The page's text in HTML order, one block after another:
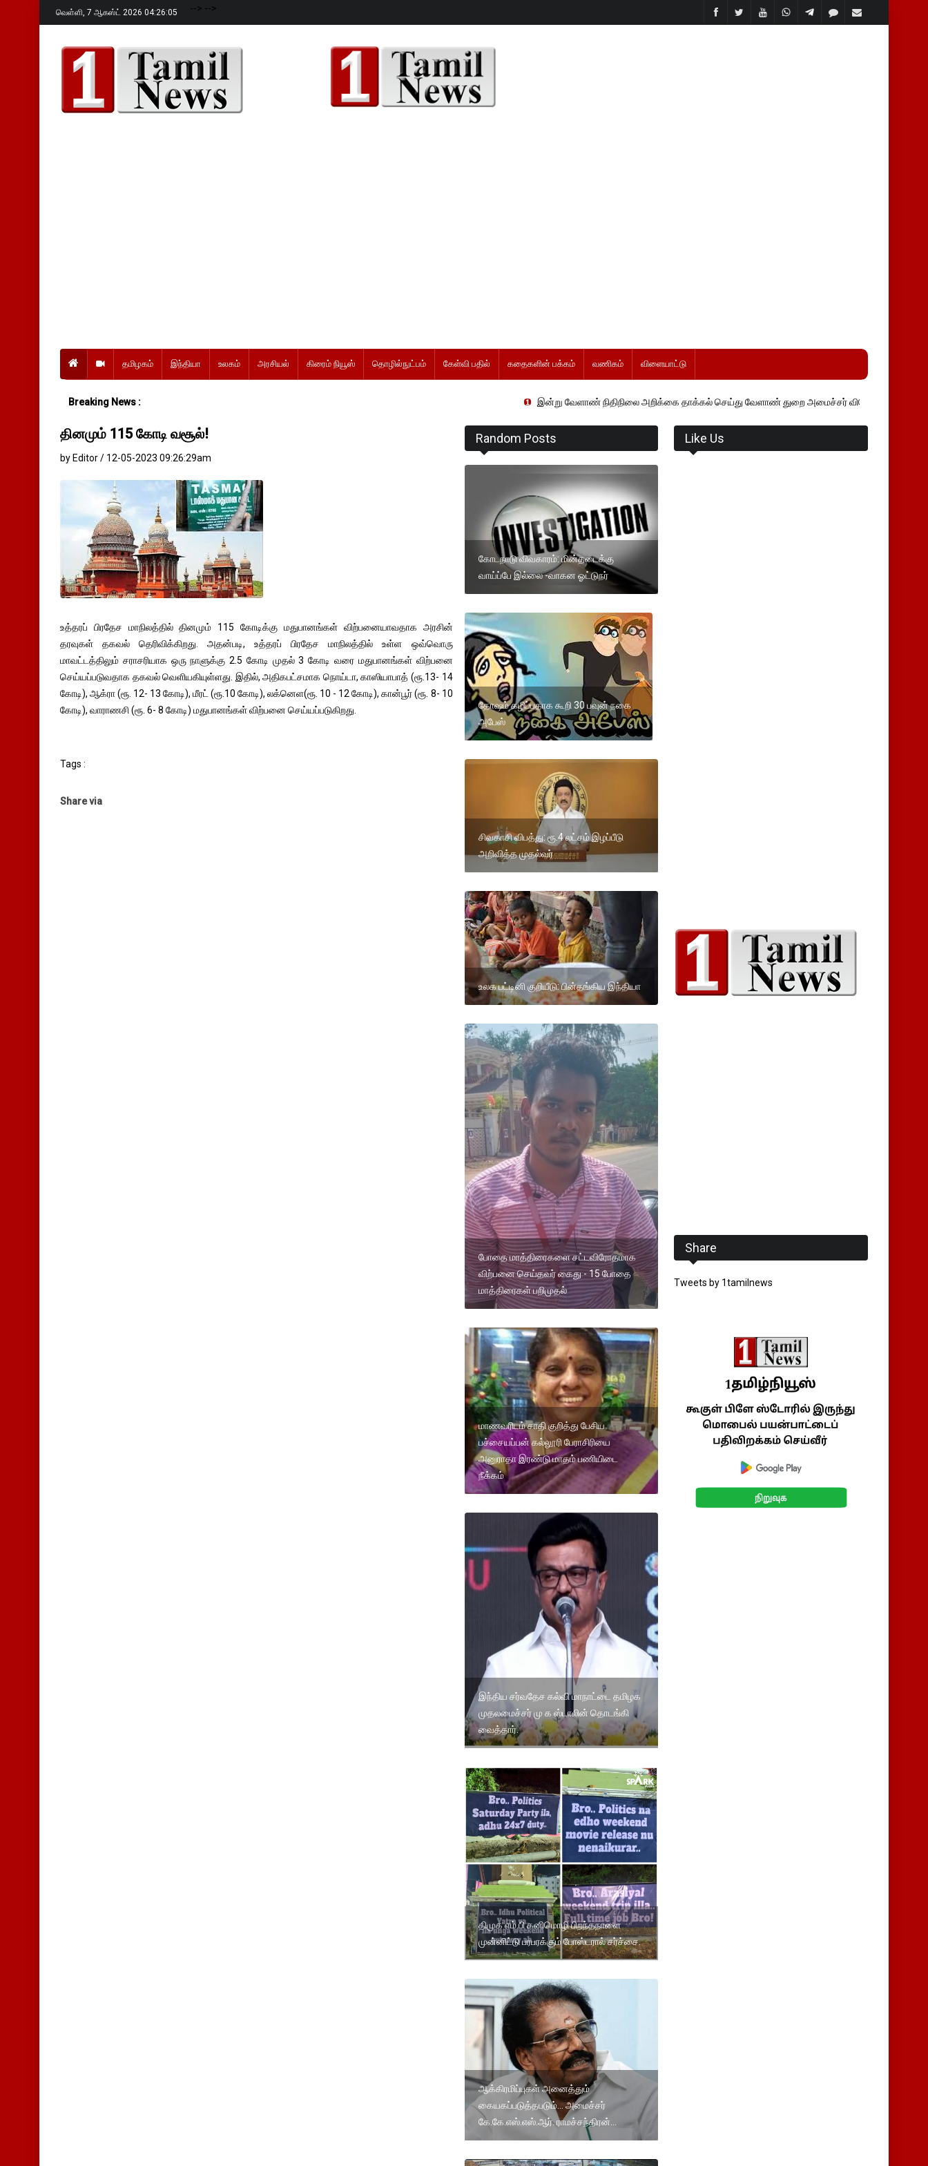
வெள்ளி, 7 ஆகஸ்ட் 2026 04:26:06 --> -->
தமிழகம் இந்தியா உலகம் அரசியல் கிரைம் நியூஸ் தொழில்நுட்பம் கேள்வி பதில் கதைகளின் பக்கம் வணிகம் விளையாட்டு
Breaking News : இன்று வேளாண் நிதிநிலை அறிக்கை தாக்கல் செய்து வேளாண் துறை அமைச்சர் வினோத் வாசித்து வருகிறார். �.
தினமும் 115 கோடி வசூல்!
by Editor / 12-05-2023 09:26:29am
உத்தரப் பிரதேச மாநிலத்தில் தினமும் 115 கோடிக்கு மதுபானங்கள் விற்பனையாவதாக அரசின்
தரவுகள் தகவல் தெரிவிக்கிறது. அதன்படி, உத்தரப் பிரதேச மாநிலத்தில் உள்ள ஒவ்வொரு
மாவட்டத்திலும் சராசரியாக ஒரு நாளுக்கு 2.5 கோடி முதல் 3 கோடி வரை மதுபானங்கள் விற்பனை
செய்யப்படுவதாக தகவல் வெளியகியுள்ளது. இதில், அதிகபட்சமாக நொய்டா, காஸியாபாத் (ரூ.13- 14
கோடி), ஆக்ரா (ரூ. 12- 13 கோடி), மீரட் (ரூ.10 கோடி), லக்னெள(ரூ. 10 - 12 கோடி), கான்பூர் (ரூ. 8- 10
கோடி), வாராணசி (ரூ. 6- 8 கோடி) மதுபானங்கள் விற்பனை செய்யப்படுகிறது.
Tags :
Share via
Random Posts
கோடநாடு விவகாரம்: மின்தடைக்கு
வாய்ப்பே இல்லை -வாகன ஓட்டுநர்
தோஷம் கழிப்பதாக கூறி 30 பவுன் நகை
அபேஸ்
சிவகாசி விபத்து: ரூ.4 லட்சம் இழப்பீடு
அறிவித்த முதல்வர்
உலக பட்டினி குறியீடு: பின்தங்கிய இந்தியா
போதை மாத்திரைகளை சட்டவிரோதமாக
விற்பனை செய்தவர் கைது - 15 போதை
மாத்திரைகள் பறிமுதல்
மாணவரிடம் சாதி குறித்து பேசிய
பச்சையப்பன் கல்லூரி பேராசிரியை
அனுராதா இரண்டு மாதம் பணியிடை
நீக்கம்
இந்திய சர்வதேச கல்வி மாநாட்டை தமிழக
முதலமைச்சர் மு க ஸ்டாலின் தொடங்கி
வைத்தார்.
திமுக எம்.பி கனிமொழி பிறந்தநாளை
முன்னிட்டு பரபரக்கும் போஸ்டரால் சர்ச்சை.
ஆக்கிரமிப்புகள் அனைத்தும்
கையகப்படுத்தபடும்... அமைச்சர்
கே.கே.எஸ்.எஸ்.ஆர். ராமச்சந்திரன்...
Like Us
Share
Tweets by 1tamilnews